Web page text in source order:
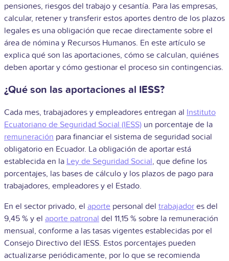
pensiones, riesgos del trabajo y cesantía. Para las empresas,
calcular, retener y transferir estos aportes dentro de los plazos
legales es una obligación que recae directamente sobre el
área de nómina y Recursos Humanos. En este artículo se
explica qué son las aportaciones, cómo se calculan, quiénes
deben aportar y cómo gestionar el proceso sin contingencias.
¿Qué son las aportaciones al IESS?
Cada mes, trabajadores y empleadores entregan al Instituto
Ecuatoriano de Seguridad Social (IESS) un porcentaje de la
remuneración para financiar el sistema de seguridad social
obligatorio en Ecuador. La obligación de aportar está
establecida en la Ley de Seguridad Social, que define los
porcentajes, las bases de cálculo y los plazos de pago para
trabajadores, empleadores y el Estado.
En el sector privado, el aporte personal del trabajador es del
9,45 % y el aporte patronal del 11,15 % sobre la remuneración
mensual, conforme a las tasas vigentes establecidas por el
Consejo Directivo del IESS. Estos porcentajes pueden
actualizarse periódicamente, por lo que se recomienda